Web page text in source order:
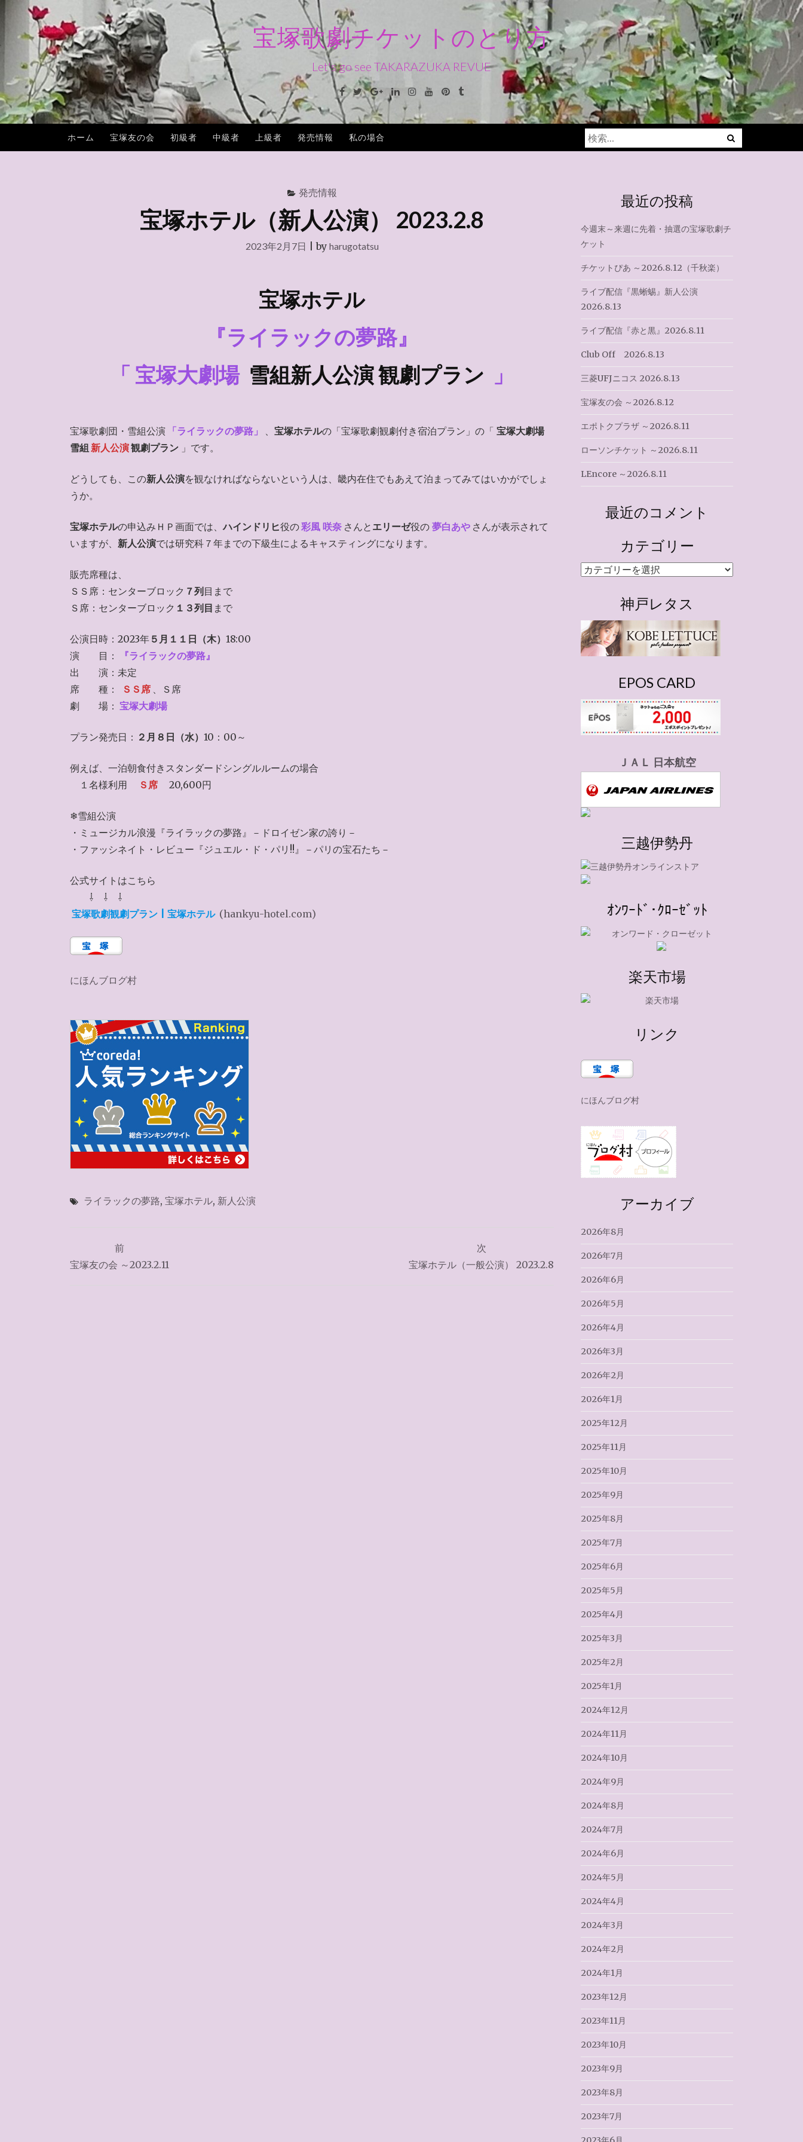
へ
ス
キ
宝塚歌劇チケットのとり方
Let's go see TAKARAZUKA REVUE
Facebook
TwitterGoogle+LinkedinInstagramYoutubePinterest
Tumblr
ホーム 宝塚友の会 初級者 中級者 上級者 発売情報 私の場合
検
索:
発売情報
宝塚ホテル（新人公演） 2023.2.8
2023年2月7日 |by harugotatsu
宝塚ホテル
『ライラックの夢路』
「 宝塚大劇場 雪組新人公演 観劇プラン 」
宝塚歌劇団・雪組公演 「ライラックの夢路」 、宝塚ホテルの「宝塚歌劇観劇付き宿泊プラン」の「宝塚大劇場
雪組 新人公演観劇プラン 」です。
どうしても、この新人公演を観なければならないという人は、畿内在住でもあえて泊まってみてはいかがでしょ
うか。
宝塚ホテルの申込みＨＰ画面では、ハインドリヒ役の彩風 咲奈 さんと エリーゼ役の 夢白あや さんが表示されて
いますが、 新人公演では研究科７年までの下級生によるキャスティングになります。
販売席種は、
ＳＳ席：センターブロック ７列 目まで
Ｓ席：センターブロック １３列目 まで
公演日時：2023年 ５月１１日（木） 18:00
演 目：
『ライラックの夢路』
出 演：未定
席 種：
ＳＳ席 、Ｓ席
劇 場： 宝塚大劇場
プラン発売日： ２月８日（水） 10：00～
例えば、一泊朝食付きスタンダードシングルルームの場合
１名様利用
Ｓ席 20,600円
❄雪組公演
・ミュージカル浪漫『ライラックの夢路』－ドロイゼン家の誇り－
・ファッシネイト・レビュー『ジュエル・ド・パリ!!』－パリの宝石たち－
公式サイトはこちら
⇩ ⇩ ⇩
宝塚歌劇観劇プラン | 宝塚ホテル (hankyu-hotel.com)
にほんブログ村
ライラックの夢路, 宝塚ホテル, 新人公演
稿
前
宝塚友の会 ～2023.2.11
次
宝塚ホテル（一般公演） 2023.2.8
最近の投稿
今週末～来週に先着・抽選の宝塚歌劇チ
ケット
チケットぴあ ～2026.8.12（千秋楽）
ライブ配信『黒蜥蜴』新人公演
2026.8.13
ライブ配信『赤と黒』2026.8.11
Club Off 2026.8.13
三菱UFJニコス 2026.8.13
宝塚友の会 ～2026.8.12
エポトクプラザ ～2026.8.11
ローソンチケット ～2026.8.11
LEncore ～2026.8.11
最近のコメント
カテゴリー
カ
ー
神戸レタス
EPOS CARD
ＪＡＬ 日本航空
三越伊勢丹
ｵﾝﾜｰﾄﾞ･ｸﾛｰｾﾞｯﾄ
楽天市場
リンク
にほんブログ村
アーカイブ
2026年8月
2026年7月
2026年6月
2026年5月
2026年4月
2026年3月
2026年2月
2026年1月
2025年12月
2025年11月
2025年10月
2025年9月
2025年8月
2025年7月
2025年6月
2025年5月
2025年4月
2025年3月
2025年2月
2025年1月
2024年12月
2024年11月
2024年10月
2024年9月
2024年8月
2024年7月
2024年6月
2024年5月
2024年4月
2024年3月
2024年2月
2024年1月
2023年12月
2023年11月
2023年10月
2023年9月
2023年8月
2023年7月